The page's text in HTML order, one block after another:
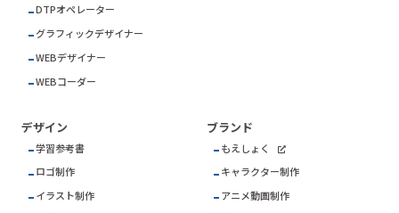
DTPオペレーター
グラフィックデザイナー
WEBデザイナー
WEBコーダー
デザイン
学習参考書
ロゴ制作
イラスト制作
ブランド
もえしょく
キャラクター制作
アニメ動画制作